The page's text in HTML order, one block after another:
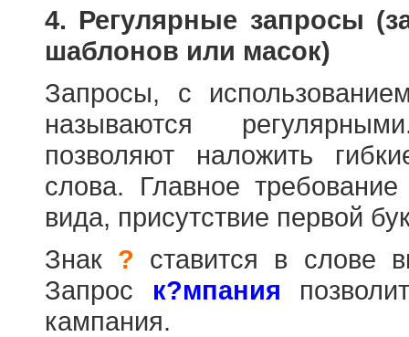
4. Регулярные запросы
шаблонов или масок)
Запросы, с
называются
позволяют наложить
слова. Главное
вида, присутствие первой
Знак ? ставится в слове
Запрос к?мпания
кампания.